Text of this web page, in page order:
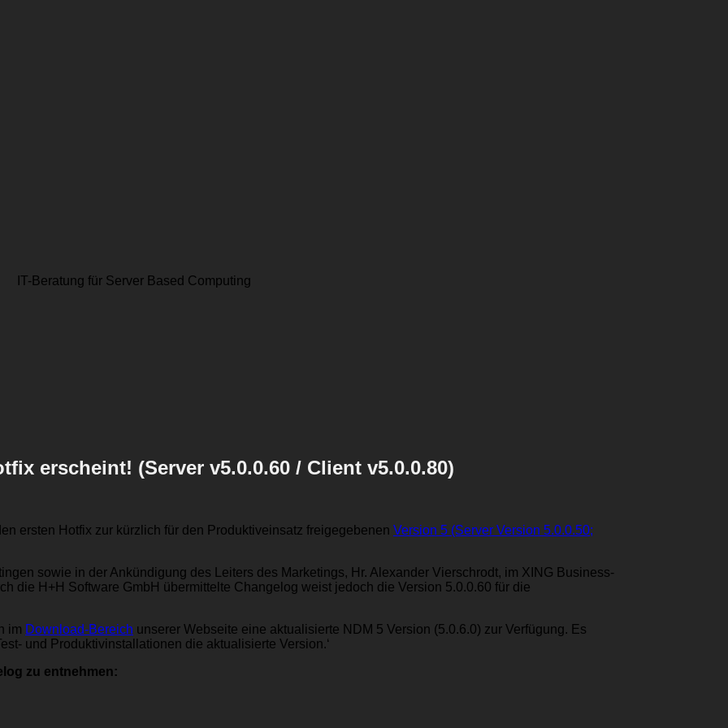
IT-Beratung für Server Based Computing
erscheint! (Server v5.0.0.60 / Client v5.0.0.80)
ersten Hotfix zur kürzlich für den Produktiveinsatz freigegebenen Version 5 (Server Version 5.0.0.50;
sowie in der Ankündigung des Leiters des Marketings, Hr. Alexander Vierschrodt, im XING Business-
die H+H Software GmbH übermittelte Changelog weist jedoch die Version 5.0.0.60 für die
im Download-Bereich unserer Webseite eine aktualisierte NDM 5 Version (5.0.6.0) zur Verfügung. Es
und Produktivinstallationen die aktualisierte Version.‘
zu entnehmen: